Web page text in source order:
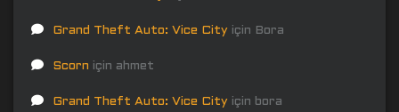
Grand Theft Auto: Vice City için Bora
Scorn için ahmet
Grand Theft Auto: Vice City için bora